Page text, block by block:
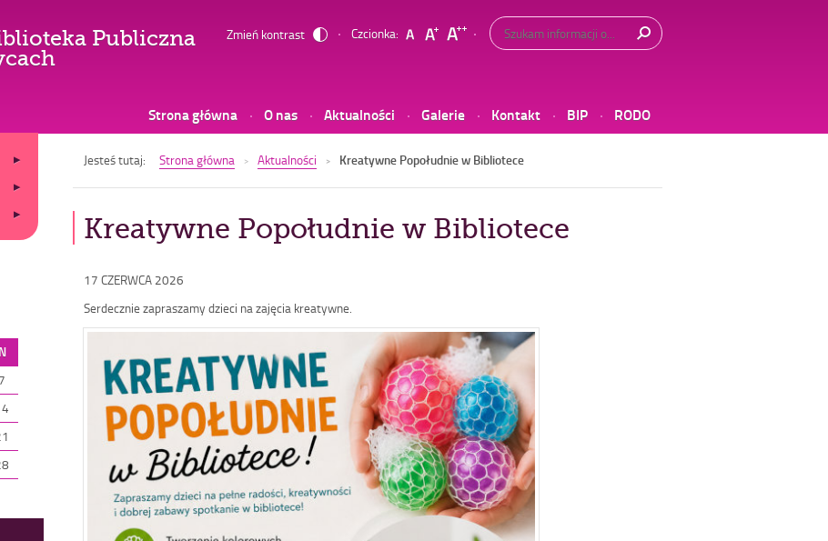
Publiczna
-
Bibliotece
Zmień kontrast Czcionka: Wyszukiwarka
Tutaj
wpisz
szukaną
Strona główna O nas Aktualności Galerie Kontakt BIP RODO
N
7
Jesteś tutaj: Strona główna Aktualności Kreatywne Popołudnie w Bibliotece
Kreatywne Popołudnie w Bibliotece
Opublikowano
dniu
17 CZERWCA 2026
Serdecznie zapraszamy dzieci na zajęcia kreatywne.